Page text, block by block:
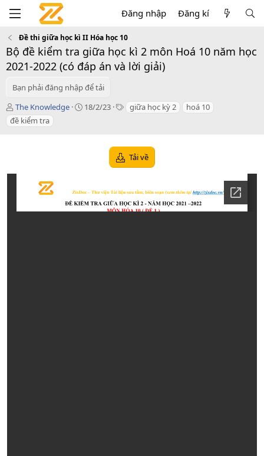
Đăng nhập Đăng kí
Đề thi giữa học kì II Hóa học 10
Bộ đề kiểm tra giữa học kì 2 môn Hoá 10 năm học
2021-2022 (có đáp án và lời giải)
Bạn phải đăng nhập để tải
T
á
c
The Knowledge
C
d
a
t
18/2/23
T giữa học kỳ 2
hoá 10
đề kiểm tra
Tải về